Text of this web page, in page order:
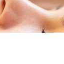
—
уходу за кожей,
методов.